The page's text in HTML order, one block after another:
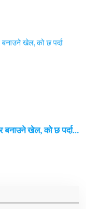
बनाउने खेल, को छ पर्दा…